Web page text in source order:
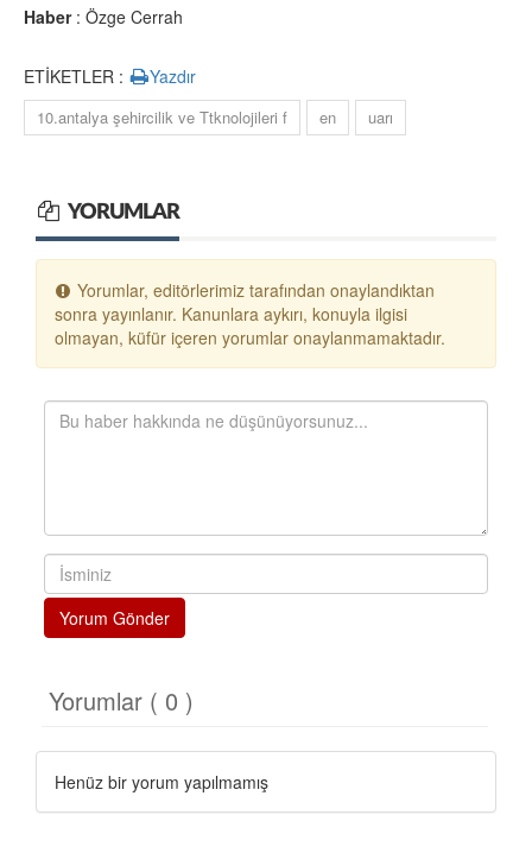
Haber: Özge Cerrah
ETİKETLER : Yazdır
10.antalya şehircilik ve Ttknolojileri f en uarı
YORUMLAR
Yorumlar, editörlerimiz tarafından onaylandıktan
sonra yayınlanır. Kanunlara aykırı, konuyla ilgisi
olmayan, küfür içeren yorumlar onaylanmamaktadır.
Yorum Gönder
Yorumlar ( 0 )
Henüz bir yorum yapılmamış